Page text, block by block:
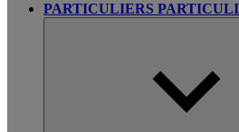
PARTICULIERS